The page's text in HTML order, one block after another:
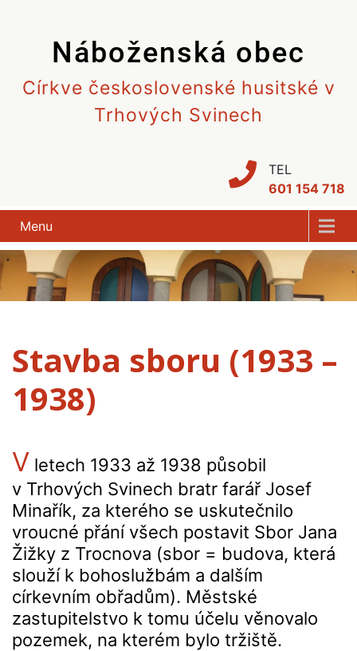
Náboženská obec
Církve československé husitské v
Trhových Svinech
TEL
601 154 718
Menu
Stavba sboru (1933 –
1938)
V letech 1933 až 1938 působil
v Trhových Svinech bratr farář Josef
Minařík, za kterého se uskutečnilo
vroucné přání všech postavit Sbor Jana
Žižky z Trocnova (sbor = budova, která
slouží k bohoslužbám a dalším
církevním obřadům). Městské
zastupitelstvo k tomu účelu věnovalo
pozemek, na kterém bylo tržiště.